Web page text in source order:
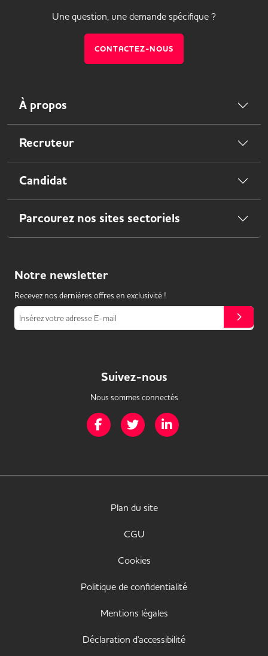
Une question, une demande spécifique ?
CONTACTEZ-NOUS
À propos
Recruteur
Candidat
Parcourez nos sites sectoriels
Notre newsletter
Recevez nos dernières offres en exclusivité !
Insérez votre adresse E-mail
Suivez-nous
Nous sommes connectés
Page Facebook de Mission Handicap
Page Twitter de Mission Handicap
Plan du site
CGU
Cookies
Politique de confidentialité
Mentions légales
Déclaration d'accessibilité